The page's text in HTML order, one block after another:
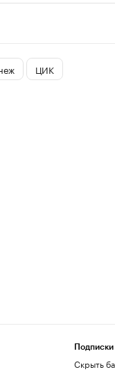
бизнеса на РБК
личные бренды
ЦИК
Подписки
Скрыть